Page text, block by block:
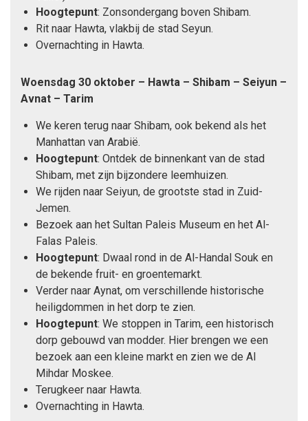
Hoogtepunt: Zonsondergang boven Shibam.
Rit naar Hawta, vlakbij de stad Seyun.
Overnachting in Hawta.
Woensdag 30 oktober – Hawta – Shibam – Seiyun –
Avnat – Tarim
We keren terug naar Shibam, ook bekend als het
Manhattan van Arabië.
Hoogtepunt: Ontdek de binnenkant van de stad
Shibam, met zijn bijzondere leemhuizen.
We rijden naar Seiyun, de grootste stad in Zuid-
Jemen.
Bezoek aan het Sultan Paleis Museum en het Al-
Falas Paleis.
Hoogtepunt: Dwaal rond in de Al-Handal Souk en
de bekende fruit- en groentemarkt.
Verder naar Aynat, om verschillende historische
heiligdommen in het dorp te zien.
Hoogtepunt: We stoppen in Tarim, een historisch
dorp gebouwd van modder. Hier brengen we een
bezoek aan een kleine markt en zien we de Al
Mihdar Moskee.
Terugkeer naar Hawta.
Overnachting in Hawta.